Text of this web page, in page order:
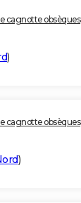
cagnotte obsèques
)
cagnotte obsèques
)